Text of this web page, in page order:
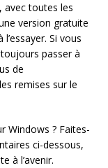
avec toutes les
version gratuite
Si vous
passer à
de
remises sur le
Windows ? Faites-
ci-dessous,
à l’avenir.